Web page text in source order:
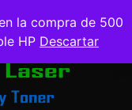
la compra de 500
HP Descartar